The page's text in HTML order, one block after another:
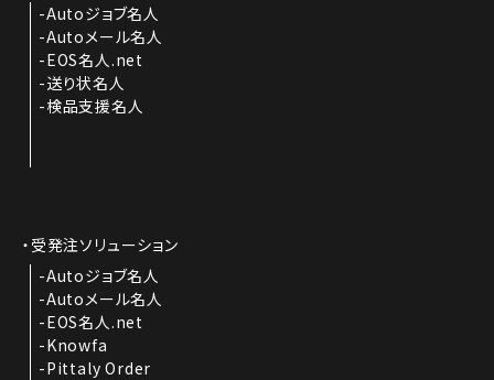
Autoジョブ名人
Autoメール名人
EOS名人.net
送り状名人
検品支援名人
受発注ソリューション
Autoジョブ名人
Autoメール名人
EOS名人.net
Knowfa
Pittaly Order